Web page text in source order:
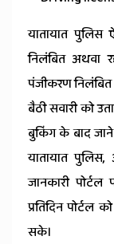
यातायात पुलिस
निलंबित अथवा
पंजीकरण निलंबित
बैठी सवारी को
बुकिंग के बाद
यातायात पुलिस,
जानकारी
प्रतिदिन
सके।